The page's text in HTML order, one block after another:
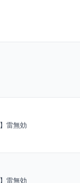
雷無効
雷無効